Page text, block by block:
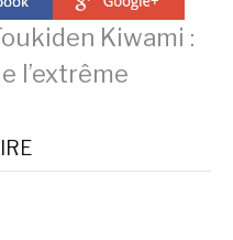
Kiwami :
l’extrême